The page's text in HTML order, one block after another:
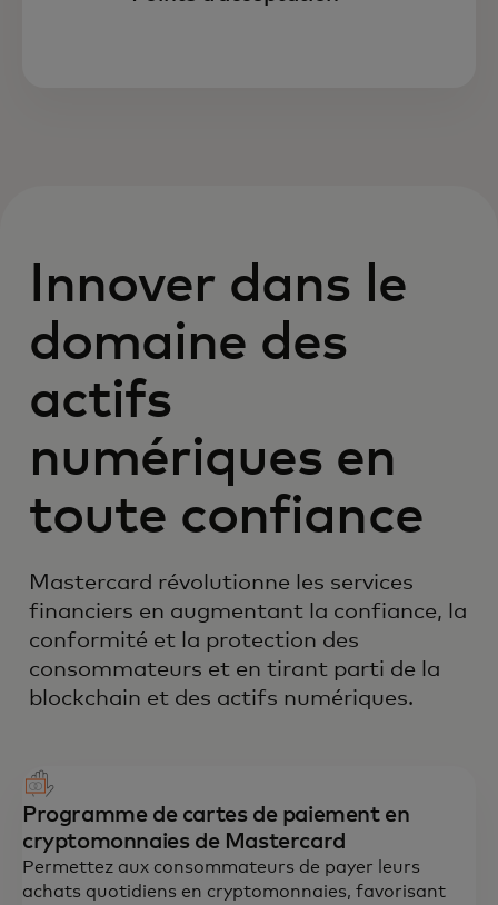
Innover dans le
domaine des
actifs
numériques en
toute confiance
Mastercard révolutionne les services
financiers en augmentant la confiance, la
conformité et la protection des
consommateurs et en tirant parti de la
blockchain et des actifs numériques.
Programme de cartes de paiement en
cryptomonnaies de Mastercard
Permettez aux consommateurs de payer leurs
achats quotidiens en cryptomonnaies, favorisant